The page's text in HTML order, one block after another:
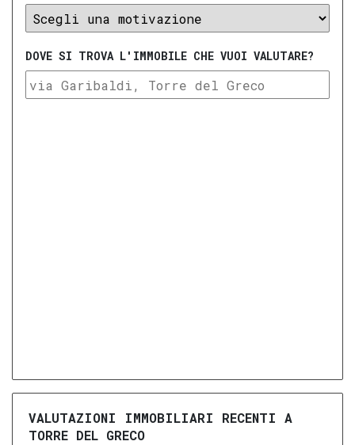
DOVE SI TROVA L'IMMOBILE CHE VUOI VALUTARE?
VALUTAZIONI IMMOBILIARI RECENTI A
TORRE DEL GRECO